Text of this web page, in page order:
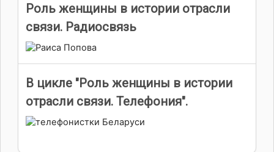
Роль женщины в истории отрасли
связи. Радиосвязь
В цикле "Роль женщины в истории
отрасли связи. Телефония".